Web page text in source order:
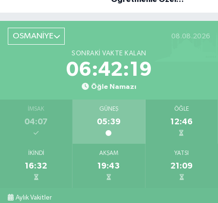
OSMANİYE 08.08.2026
SONRAKI VAKTE KALAN
06:42:18
Öğle Namazı
İMSAK
04:07
GÜNEŞ
05:39
ÖĞLE
12:46
İKINDI
16:32
AKŞAM
19:43
YATSI
21:09
Aylık Vakitler